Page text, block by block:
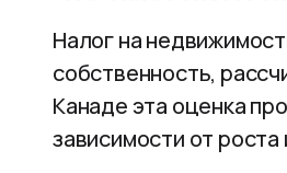
Налог на
собственность,
Канаде эта оценка
зависимости от